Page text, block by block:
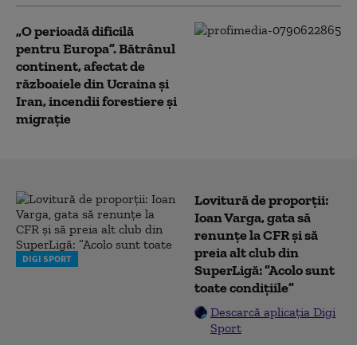
„O perioadă dificilă
pentru Europa”. Bătrânul
continent, afectat de
războaiele din Ucraina și
Iran, incendii forestiere și
migrație
DIGI SPORT
Lovitură de proporții:
Ioan Varga, gata să
renunțe la CFR și să
preia alt club din
SuperLigă: ”Acolo sunt
toate condițiile”
Descarcă aplicația Digi
Sport